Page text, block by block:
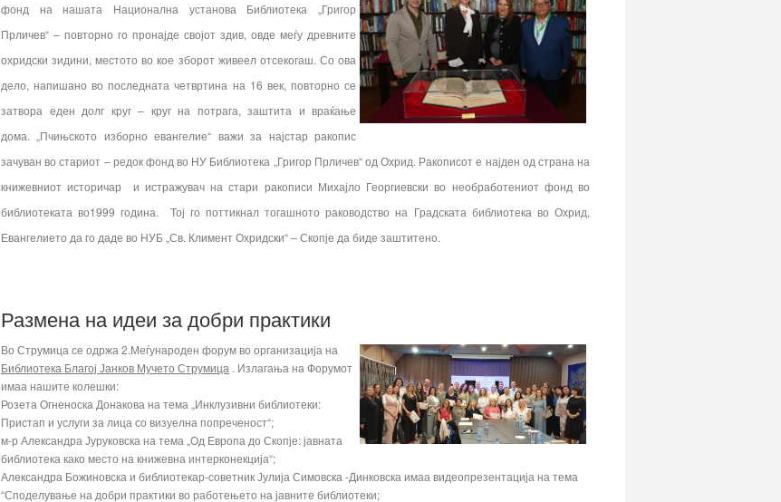
фонд на нашата Национална установа Библиотека „Григор
Прличев“ – повторно го пронајде својот здив, овде меѓу древните
охридски зидини, местото во кое зборот живеел отсекогаш. Со ова
дело, напишано во последната четвртина на 16 век, повторно се
затвора еден долг круг – круг на потрага, заштита и враќање
дома. „Пчињското изборно евангелие“ важи за најстар ракопис
зачуван во стариот – редок фонд во НУ Библиотека „Григор Прличев“ од Охрид. Ракописот е најден од страна на
книжевниот историчар и истражувач на стари ракописи Михајло Георгиевски во необработениот фонд во
библиотеката во1999 година. Тој го поттикнал тогашното раководство на Градската библиотека во Охрид,
Евангелието да го даде во НУБ „Св. Климент Охридски“ – Скопје да биде заштитено.
Размена на идеи за добри практики
Во Струмица се одржа 2.Меѓународен форум во организација на
Библиотека Благој Јанков Мучето Струмица . Излагања на Форумот
имаа нашите колешки:
Розета Огненоска Донакова на тема „Инклузивни библиотеки:
Пристап и услуги за лица со визуелна попреченост“;
м-р Александра Јуруковска на тема „Од Европа до Скопје: јавната
библиотека како место на книжевна интерконекција“;
Александра Божиновска и библиотекар-советник Јулија Симовска -Динковска имаа видеопрезентација на тема
“Споделување на добри практики во работењето на јавните библиотеки;